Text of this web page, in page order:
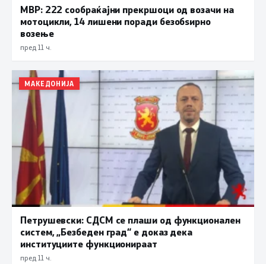
МВР: 222 сообраќајни прекршоци од возачи на
мотоцикли, 14 лишени поради безобѕирно
возење
пред 11 ч.
МАКЕДОНИЈА
Петрушевски: СДСМ се плаши од функционален
систем, „Безбеден град“ е доказ дека
институциите функционираат
пред 11 ч.